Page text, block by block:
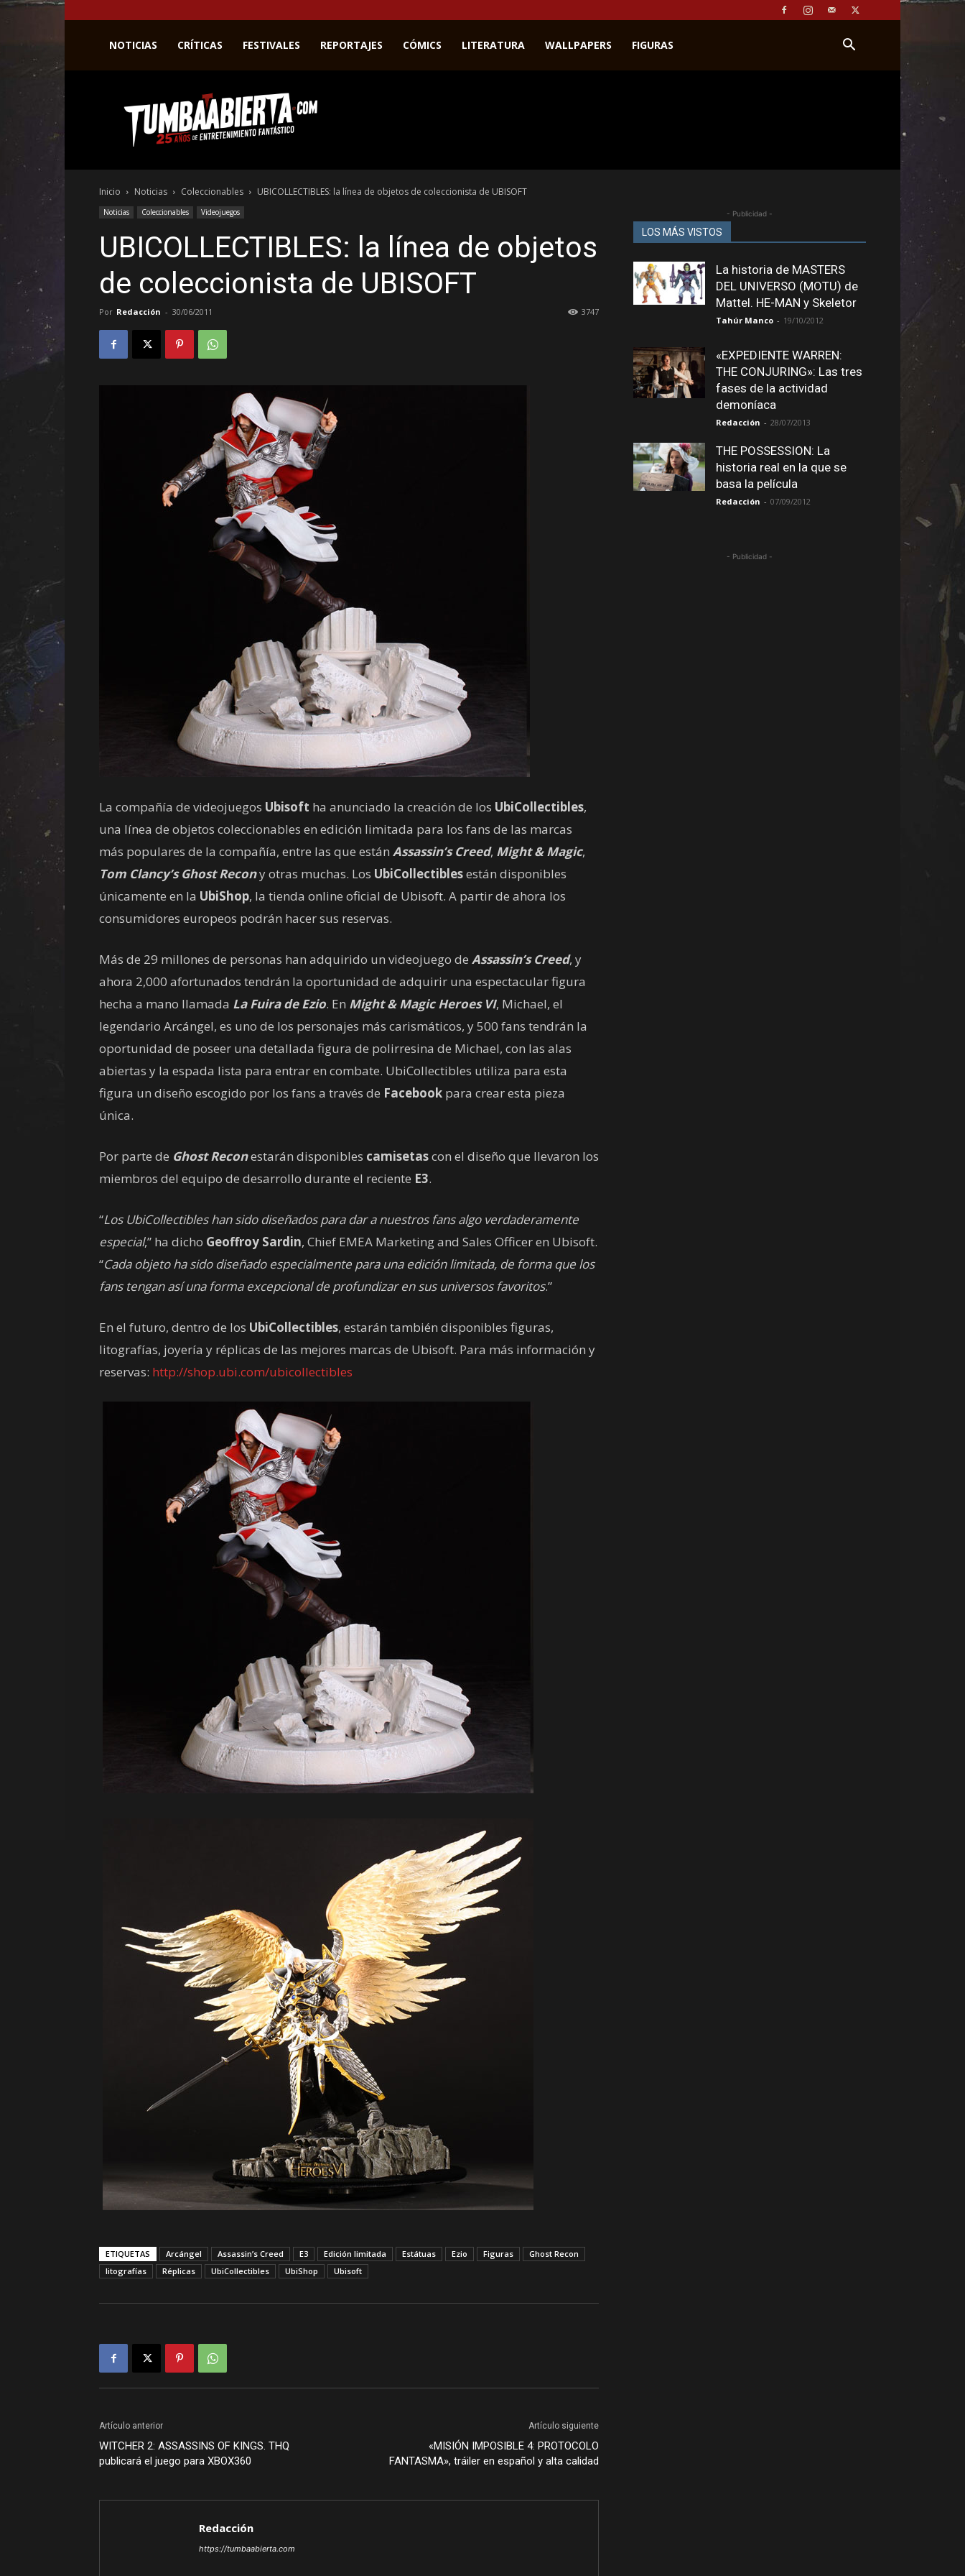
NOTICIAS CRÍTICAS FESTIVALES REPORTAJES CÓMICS LITERATURA WALLPAPERS FIGURAS
web
del
entretenimiento
el
género
Inicio Noticias Coleccionables UBICOLLECTIBLES: la línea de objetos de coleccionista de UBISOFT
Noticias Coleccionables Videojuegos
UBICOLLECTIBLES: la línea de objetos
de coleccionista de UBISOFT
Por Redacción - 30/06/2011 3747
La compañía de videojuegos Ubisoft ha anunciado la creación de los UbiCollectibles,
una línea de objetos coleccionables en edición limitada para los fans de las marcas
más populares de la compañía, entre las que están Assassin’s Creed, Might & Magic,
Tom Clancy’s Ghost Recony otras muchas. Los UbiCollectiblesestán disponibles
únicamente en la UbiShop, la tienda online oficial de Ubisoft. A partir de ahora los
consumidores europeos podrán hacer sus reservas.
Más de 29 millones de personas han adquirido un videojuego de Assassin’s Creed, y
ahora 2,000 afortunados tendrán la oportunidad de adquirir una espectacular figura
hecha a mano llamada La Fuira de Ezio. En Might & Magic Heroes VI, Michael, el
legendario Arcángel, es uno de los personajes más carismáticos, y 500 fans tendrán la
oportunidad de poseer una detallada figura de polirresina de Michael, con las alas
abiertas y la espada lista para entrar en combate. UbiCollectibles utiliza para esta
figura un diseño escogido por los fans a través de Facebook para crear esta pieza
única.
Por parte de Ghost Reconestarán disponibles camisetascon el diseño que llevaron los
miembros del equipo de desarrollo durante el reciente E3.
“Los UbiCollectibles han sido diseñados para dar a nuestros fans algo verdaderamente
especial,” ha dicho Geoffroy Sardin, Chief EMEA Marketing and Sales Officer en Ubisoft.
“Cada objeto ha sido diseñado especialmente para una edición limitada, de forma que los
fans tengan así una forma excepcional de profundizar en sus universos favoritos.”
En el futuro, dentro de los UbiCollectibles, estarán también disponibles figuras,
litografías, joyería y réplicas de las mejores marcas de Ubisoft. Para más información y
reservas: http://shop.ubi.com/ubicollectibles
ETIQUETAS Arcángel Assassin’s Creed E3 Edición limitada Estátuas Ezio Figuras
Ghost Recon
litografías
Réplicas UbiCollectibles UbiShop Ubisoft
Artículo anterior
WITCHER 2: ASSASSINS OF KINGS. THQ
publicará el juego para XBOX360
Artículo siguiente
«MISIÓN IMPOSIBLE 4: PROTOCOLO
FANTASMA», tráiler en español y alta calidad
Redacción
https://tumbaabierta.com
- Publicidad -
LOS MÁS VISTOS
La historia de MASTERS
DEL UNIVERSO (MOTU) de
Mattel. HE-MAN y Skeletor
Tahúr Manco - 19/10/2012
«EXPEDIENTE WARREN:
THE CONJURING»: Las tres
fases de la actividad
demoníaca
Redacción - 28/07/2013
THE POSSESSION: La
historia real en la que se
basa la película
Redacción - 07/09/2012
- Publicidad -